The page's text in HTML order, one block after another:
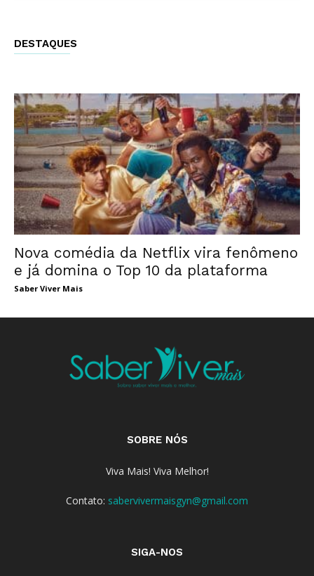
DESTAQUES
Nova comédia da Netflix vira fenômeno
e já domina o Top 10 da plataforma
Saber Viver Mais
SOBRE NÓS
Viva Mais! Viva Melhor!
Contato: sabervivermaisgyn@gmail.com
SIGA-NOS